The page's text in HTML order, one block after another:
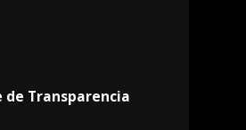
de Transparencia